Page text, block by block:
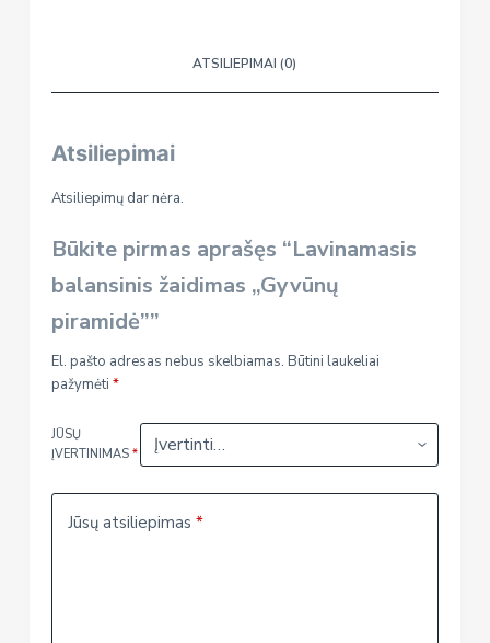
ATSILIEPIMAI (0)
Atsiliepimai
Atsiliepimų dar nėra.
Būkite pirmas aprašęs “Lavinamasis
balansinis žaidimas „Gyvūnų
piramidė””
El. pašto adresas nebus skelbiamas. Būtini laukeliai
pažymėti *
JŪSŲ
ĮVERTINIMAS *
Jūsų atsiliepimas *